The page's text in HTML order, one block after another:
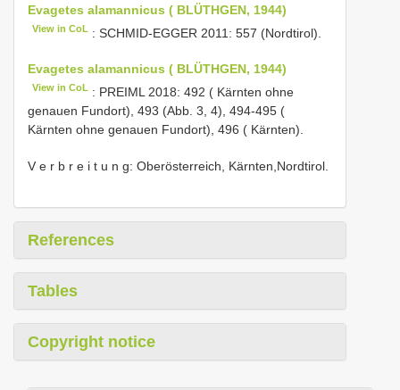
Evagetes alamannicus ( BLÜTHGEN, 1944)
View in CoL : SCHMID-EGGER 2011: 557 (Nordtirol).
Evagetes alamannicus ( BLÜTHGEN, 1944)
View in CoL : PREIML 2018: 492 ( Kärnten ohne
genauen Fundort), 493 (Abb. 3, 4), 494-495 (
Kärnten ohne genauen Fundort), 496 ( Kärnten).
V e r b r e i t u n g: Oberösterreich, Kärnten,Nordtirol.
References
Tables
Copyright notice